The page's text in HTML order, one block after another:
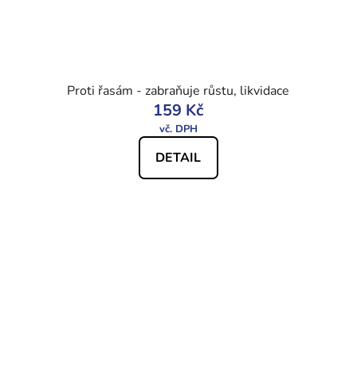
Proti řasám - zabraňuje růstu, likvidace
159 Kč
DETAIL